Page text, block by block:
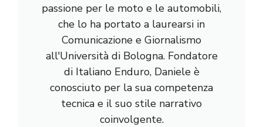
passione per le moto e le automobili,
che lo ha portato a laurearsi in
Comunicazione e Giornalismo
all'Università di Bologna. Fondatore
di Italiano Enduro, Daniele è
conosciuto per la sua competenza
tecnica e il suo stile narrativo
coinvolgente.